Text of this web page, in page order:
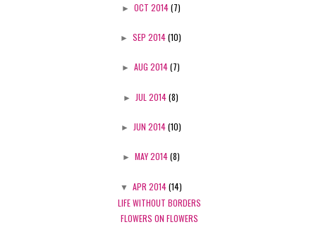
► OCT 2014(7)
► SEP 2014(10)
► AUG 2014(7)
► JUL 2014(8)
► JUN 2014(10)
► MAY 2014(8)
▼ APR 2014(14)
LIFE WITHOUT BORDERS
FLOWERS ON FLOWERS